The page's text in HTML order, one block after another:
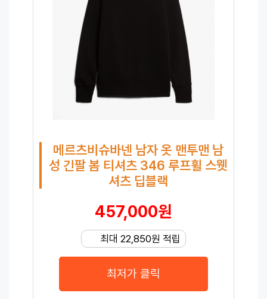
메르츠비슈바넨 남자 옷 맨투맨 남
성 긴팔 봄 티셔츠 346 루프휠 스웻
셔츠 딥블랙
457,000원
최대 22,850원 적립
최저가 클릭